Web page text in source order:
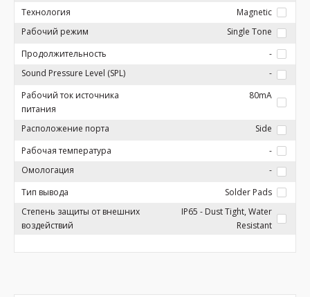
Технология
Magnetic
Рабочий режим
Single Tone
Продолжительность
-
Sound Pressure Level (SPL)
-
Рабочий ток источника
питания
80mA
Расположение порта
Side
Рабочая температура
-
Омологация
-
Тип вывода
Solder Pads
Степень защиты от внешних
воздействий
IP65 - Dust Tight, Water
Resistant